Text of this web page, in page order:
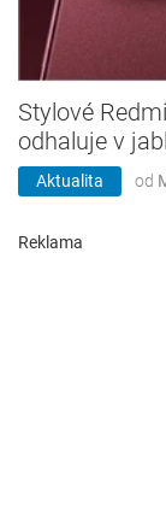
Stylové
odhaluje v
Aktualita od
Reklama